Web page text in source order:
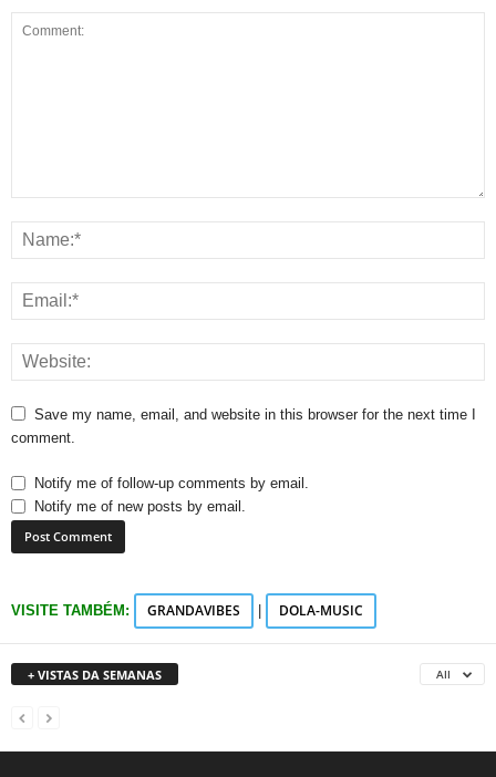
Save my name, email, and website in this browser for the next time I
comment.
Notify me of follow-up comments by email.
Notify me of new posts by email.
VISITE TAMBÉM: GRANDAVIBES DOLA-MUSIC
+ VISTAS DA SEMANAS All